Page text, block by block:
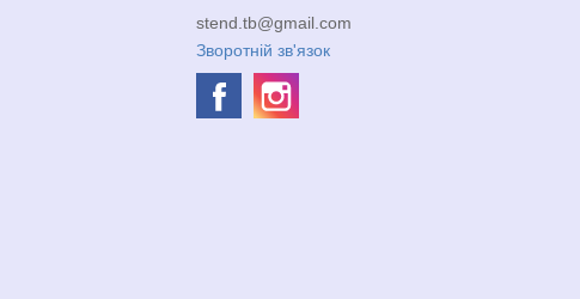
stend.tb@gmail.com
Зворотній зв'язок